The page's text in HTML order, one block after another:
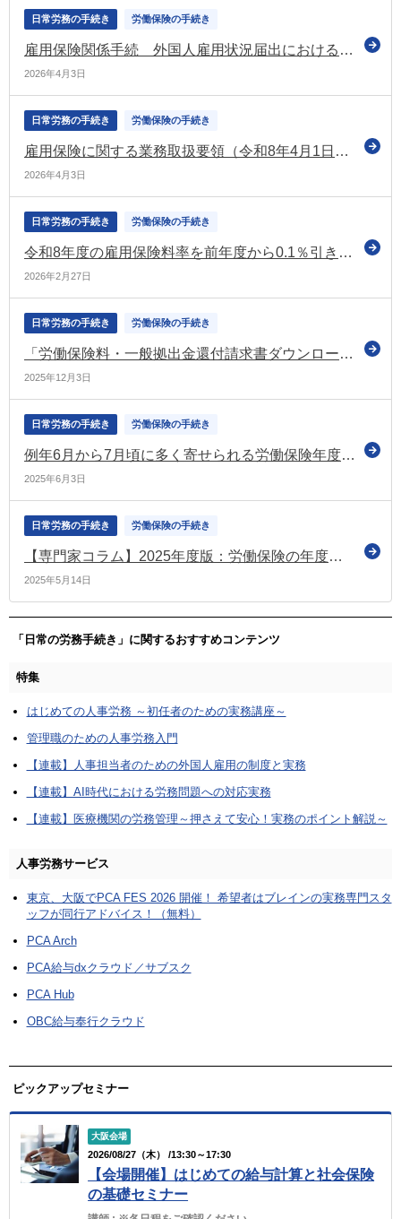
日常労務の手続き 労働保険の手続き
雇用保険関係手続 外国人雇用状況届出における在留資格に関する暫定処置を追加（e-Gov）
2026年4月3日
日常労務の手続き 労働保険の手続き
雇用保険に関する業務取扱要領（令和8年4月1日以降）を公表
2026年4月3日
日常労務の手続き 労働保険の手続き
令和8年度の雇用保険料率を前年度から0.1％引き下げる案を盛り込んだ改正告示案の要綱を示す（労政審の雇用保険部会）
2026年2月27日
日常労務の手続き 労働保険の手続き
「労働保険料・一般拠出金還付請求書ダウンロード帳票」のレイアウト変更（厚労省）
2025年12月3日
日常労務の手続き 労働保険の手続き
例年6月から7月頃に多く寄せられる労働保険年度更新申告関連のお問合せについて（e-Govポータル）
2025年6月3日
日常労務の手続き 労働保険の手続き
【専門家コラム】2025年度版：労働保険の年度更新、やり方と注意点まとめ｜早めに準備してスムーズに！＜後編＞
2025年5月14日
「日常の労務手続き」に関するおすすめコンテンツ
特集
はじめての人事労務 ～初任者のための実務講座～
管理職のための人事労務入門
【連載】人事担当者のための外国人雇用の制度と実務
【連載】AI時代における労務問題への対応実務
【連載】医療機関の労務管理～押さえて安心！実務のポイント解説～
人事労務サービス
東京、大阪でPCA FES 2026 開催！ 希望者はブレインの実務専門スタ
ッフが同行アドバイス！（無料）
PCA Arch
PCA給与dxクラウド／サブスク
PCA Hub
OBC給与奉行クラウド
ピックアップセミナー
大阪会場
2026/08/27（木） /13:30～17:30
【会場開催】はじめての給与計算と社会保険
の基礎セミナー